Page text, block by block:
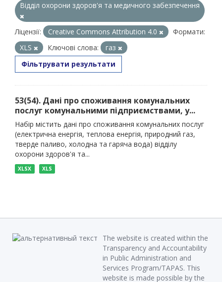
Відділ охорони здоров'я та медичного забезпечення
Ліцензії: Creative Commons Attribution 4.0
Формати:
XLS
Ключові слова:
газ
Фільтрувати результати
53(54). Дані про споживання комунальних
послуг комунальними підприємствами, у...
Набір містить дані про споживання комунальних послуг
(електрична енергія, теплова енергія, природний газ,
тверде паливо, холодна та гаряча вода) відділу
охорони здоров'я та...
XLSX XLS
The website is created within the
Transparency and Accountability
in Public Administration and
Services Program/TAPAS. This
website is made possible by the